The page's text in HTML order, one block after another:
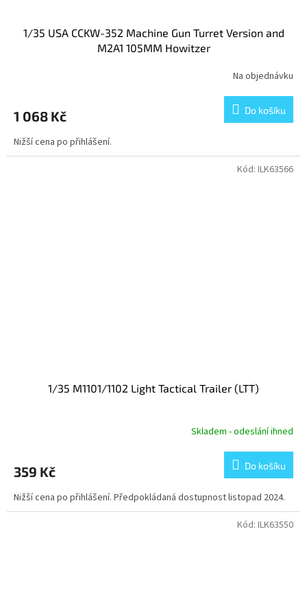
1/35 USA CCKW-352 Machine Gun Turret Version and
M2A1 105MM Howitzer
Na objednávku
1 068 Kč Do košíku
Nižší cena po přihlášení.
1/35 M1101/1102 Light Tactical Trailer (LTT)
Skladem - odeslání ihned
359 Kč Do košíku
Nižší cena po přihlášení. Předpokládaná dostupnost listopad 2024.
Kód: ILK63566
Kód: ILK63550